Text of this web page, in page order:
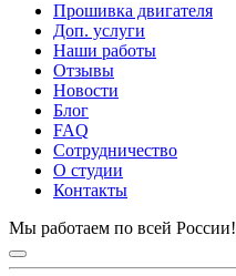
Прошивка двигателя
Доп. услуги
Наши работы
Отзывы
Новости
Блог
FAQ
Сотрудничество
О студии
Контакты
Мы работаем по всей России!